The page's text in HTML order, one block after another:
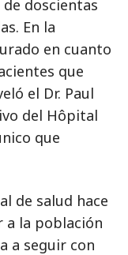
doscientas
En la
en cuanto
que
el Dr. Paul
del Hôpital
que
de salud hace
a la población
a seguir con